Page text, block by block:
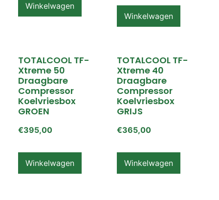
Winkelwagen
Winkelwagen
TOTALCOOL TF-
Xtreme 50
Draagbare
Compressor
Koelvriesbox
GROEN
€395,00
Winkelwagen
TOTALCOOL TF-
Xtreme 40
Draagbare
Compressor
Koelvriesbox
GRIJS
€365,00
Winkelwagen